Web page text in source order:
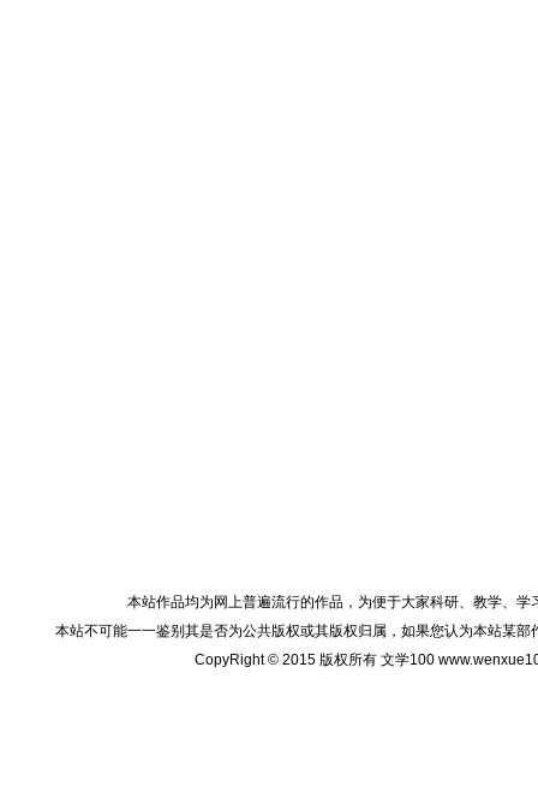
本站作品均为网上普遍流行的作品，为便于大家科研、教学、
本站不可能一一鉴别其是否为公共版权或其版权归属，如果您认为本站某
CopyRight © 2015 版权所有 文学100